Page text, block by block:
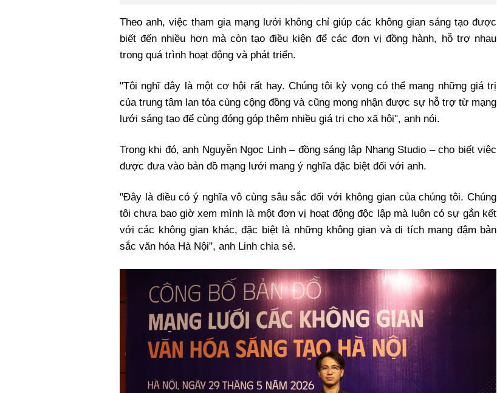
Theo anh, việc tham gia mạng lưới không chỉ giúp các không gian sáng tạo được
biết đến nhiều hơn mà còn tạo điều kiện để các đơn vị đồng hành, hỗ trợ nhau
trong quá trình hoạt động và phát triển.
"Tôi nghĩ đây là một cơ hội rất hay. Chúng tôi kỳ vọng có thể mang những giá trị
của trung tâm lan tỏa cùng cộng đồng và cũng mong nhận được sự hỗ trợ từ mạng
lưới sáng tạo để cùng đóng góp thêm nhiều giá trị cho xã hội", anh nói.
Trong khi đó, anh Nguyễn Ngọc Linh – đồng sáng lập Nhang Studio – cho biết việc
được đưa vào bản đồ mạng lưới mang ý nghĩa đặc biệt đối với anh.
"Đây là điều có ý nghĩa vô cùng sâu sắc đối với không gian của chúng tôi. Chúng
tôi chưa bao giờ xem mình là một đơn vị hoạt động độc lập mà luôn có sự gắn kết
với các không gian khác, đặc biệt là những không gian và di tích mang đậm bản
sắc văn hóa Hà Nội", anh Linh chia sẻ.